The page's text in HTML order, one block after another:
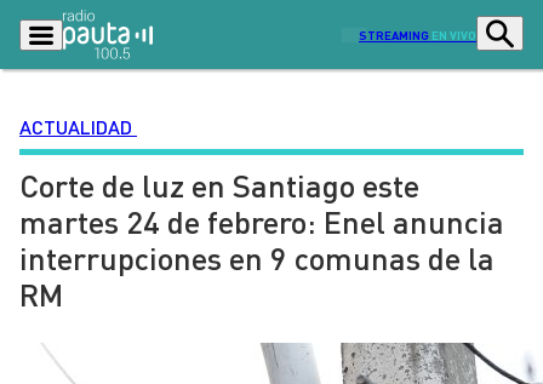
STREAMING EN VIVO
Podcasts
Lo Último Actualidad
Ciudad Economía
Deportes
ACTUALIDAD
Corte de luz en Santiago este
martes 24 de febrero: Enel anuncia
interrupciones en 9 comunas de la
RM